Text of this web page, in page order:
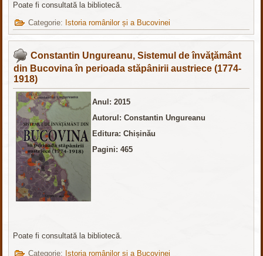
Poate fi consultată la bibliotecă.
Categorie: Istoria românilor și a Bucovinei
Constantin Ungureanu, Sistemul de învăţământ
din Bucovina în perioada stăpânirii austriece (1774-
1918)
Anul: 2015
Autorul: Constantin Ungureanu
Editura: Chișinău
Pagini: 465
Poate fi consultată la bibliotecă.
Categorie: Istoria românilor și a Bucovinei